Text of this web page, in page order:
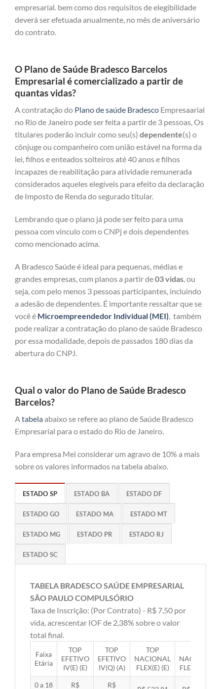
empresarial. bem como dos requisitos de elegibilidade
deverá ser efetuada anualmente, no mês de aniversário
do contrato.
O Plano de Saúde Bradesco Barcelos
Empresarial é comercializado a partir de
quantas vidas?
A contratação do Plano de saúde Bradesco Empresaarial
no Rio de Janeiro pode ser feita a partir de 3 pessoas, Os
titulares poderão incluir como seu(s) dependente(s) o
cônjuge ou companheiro com união estável na forma da
lei, filhos e enteados solteiros até 40 anos e filhos
incapazes de reabilitação para atividade remunerada
considerados aqueles elegíveis para efeito da declaração
de Imposto de Renda do segurado titular.
Lembrando que o plano já pode ser feito para uma
pessoa com vinculo com o CNPj e dois dependentes
como mencionado acima.
A Bradesco Saúde é ideal para pequenas, médias e
grandes empresas, com planos a partir de03 vidas, ou
seja, com pelo menos 3 pessoas participantes, incluindo
a adesão de dependentes. É importante ressaltar que se
você é Microempreendedor Individual (MEI), também
pode realizar a contratação do plano de saúde Bradesco
por essa modalidade, depois de passados 180 dias da
abertura do CNPJ.
Qual o valor do Plano de Saúde Bradesco
Barcelos?
Atabelaabaixo se refere ao plano de Saúde Bradesco
Empresarial para o estado do Rio de Janeiro.
Para empresa Mei considerar um agravo de 10% a mais
sobre os valores informados na tabela abaixo.
ESTADO SP ESTADO BA ESTADO DF
ESTADO GO ESTADO MA ESTADO MT
ESTADO MG ESTADO PR ESTADO RJ
ESTADO SC
TABELA BRADESCO SAÚDE EMPRESARIAL
SÃO PAULO COMPULSÓRIO
Taxa de Inscrição: (Por Contrato) - R$ 7,50 por
vida, acrescentar IOF de 2,38% sobre o valor
total final.
Faixa
Etária
TOP
EFETIVO
IV(E) (E)
TOP
EFETIVO
IV(Q) (A)
TOP
NACIONAL
FLEX(E) (E)
NACIONAL
FLEX(Q) (A)
0 a 18 R$ R$